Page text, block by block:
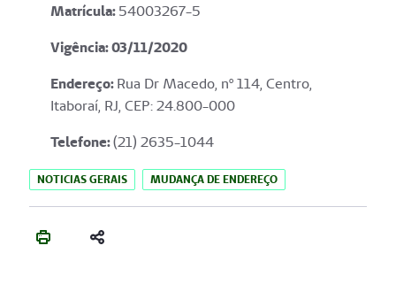
Matrícula:54003267-5
Vigência: 03/11/2020
Endereço:Rua Dr Macedo, nº 114, Centro,
Itaboraí, RJ, CEP: 24.800-000
Telefone:(21) 2635-1044
NOTICIAS GERAIS MUDANÇA DE ENDEREÇO